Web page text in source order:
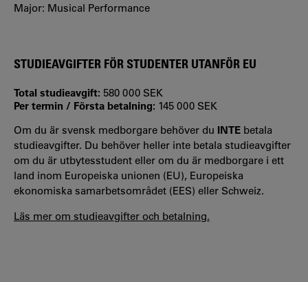
Major: Musical Performance
STUDIEAVGIFTER FÖR STUDENTER UTANFÖR EU
Total studieavgift: 580 000 SEK
Per termin / Första betalning: 145 000 SEK
Om du är svensk medborgare behöver du INTE betala
studieavgifter. Du behöver heller inte betala studieavgifter
om du är utbytesstudent eller om du är medborgare i ett
land inom Europeiska unionen (EU), Europeiska
ekonomiska samarbetsområdet (EES) eller Schweiz.
Läs mer om studieavgifter och betalning.